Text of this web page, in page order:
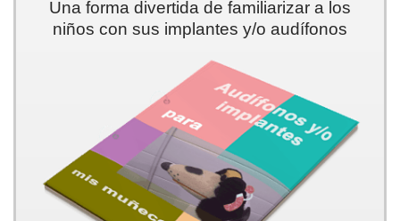
Una forma divertida de familiarizar a los
niños con sus implantes y/o audífonos